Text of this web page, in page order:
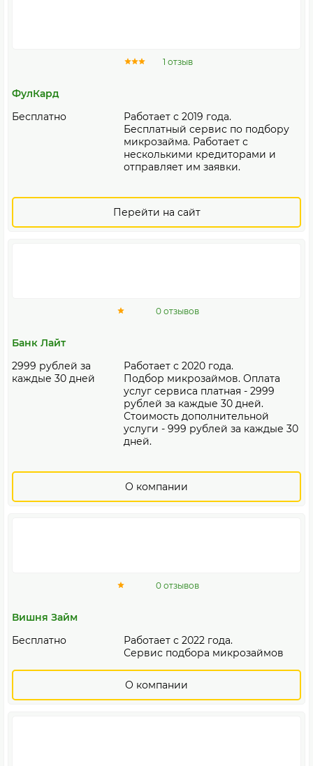
1 отзыв
ФулКард
Бесплатно
Работает с 2019 года.
Бесплатный сервис по подбору
микрозайма. Работает с
несколькими кредиторами и
отправляет им заявки.
Перейти на сайт
0 отзывов
Банк Лайт
2999 рублей за
каждые 30 дней
Работает с 2020 года.
Подбор микрозаймов. Оплата
услуг сервиса платная - 2999
рублей за каждые 30 дней.
Стоимость дополнительной
услуги - 999 рублей за каждые 30
дней.
О компании
0 отзывов
Вишня Займ
Бесплатно
Работает с 2022 года.
Сервис подбора микрозаймов
О компании